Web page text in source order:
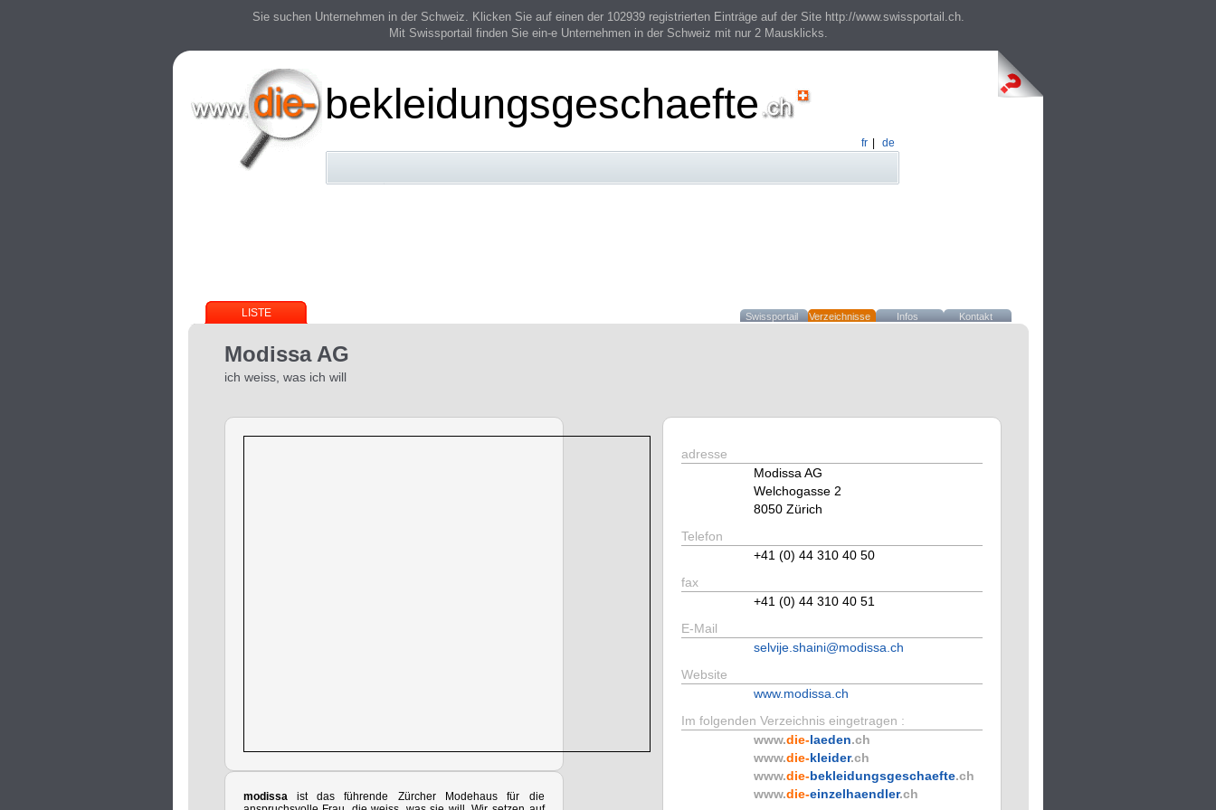
Sie suchen Unternehmen in der Schweiz. Klicken Sie auf einen der 102939 registrierten Einträge auf der Site http://www.swissportail.ch.
Mit Swissportail finden Sie ein-e Unternehmen in der Schweiz mit nur 2 Mausklicks.
bekleidungsgeschaefte
fr de
LISTE Swissportail Verzeichnisse Infos Kontakt
Modissa AG
ich weiss, was ich will
modissaist das führende Zürcher Modehaus für die
adresse
Modissa AG
Welchogasse 2
8050 Zürich
Telefon
+41 (0) 44 310 40 50
fax
+41 (0) 44 310 40 51
E-Mail
selvije.shaini@modissa.ch
Website
www.modissa.ch
Im folgenden Verzeichnis eingetragen :
www.die-laeden.ch
www.die-kleider.ch
www.die-bekleidungsgeschaefte.ch
www.die-einzelhaendler.ch